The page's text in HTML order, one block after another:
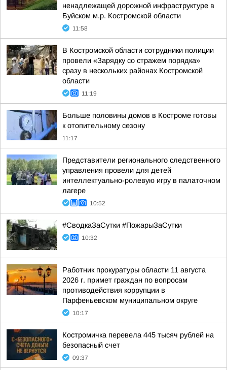
ненадлежащей дорожной инфраструктуре в
Буйском м.р. Костромской области
11:58
В Костромской области сотрудники полиции
провели «Зарядку со стражем порядка»
сразу в нескольких районах Костромской
области
11:19
Больше половины домов в Костроме готовы
к отопительному сезону
11:17
Представители регионального следственного
управления провели для детей
интеллектуально-ролевую игру в палаточном
лагере
10:52
#СводкаЗаСутки #ПожарыЗаСутки
10:32
Работник прокуратуры области 11 августа
2026 г. примет граждан по вопросам
противодействия коррупции в
Парфеньевском муниципальном округе
10:17
Костромичка перевела 445 тысяч рублей на
безопасный счет
09:37